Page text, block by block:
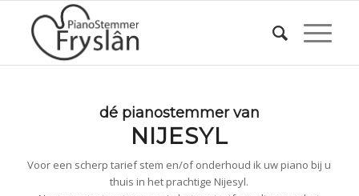
dé pianostemmer van
NIJESYL
Voor een scherp tarief stem en/of onderhoud ik uw piano bij u
thuis in het prachtige Nijesyl.